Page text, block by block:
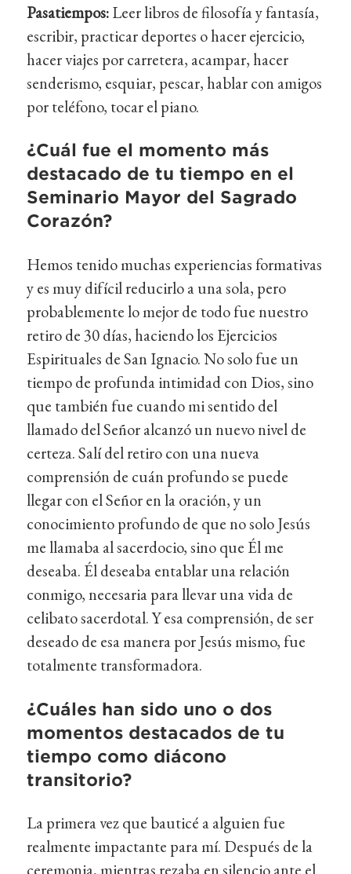
Pasatiempos:Leer libros de filosofía y fantasía,
escribir, practicar deportes o hacer ejercicio,
hacer viajes por carretera, acampar, hacer
senderismo, esquiar, pescar, hablar con amigos
por teléfono, tocar el piano.
¿Cuál fue el momento más
destacado de tu tiempo en el
Seminario Mayor del Sagrado
Corazón?
Hemos tenido muchas experiencias formativas
y es muy difícil reducirlo a una sola, pero
probablemente lo mejor de todo fue nuestro
retiro de 30 días, haciendo los Ejercicios
Espirituales de San Ignacio. No solo fue un
tiempo de profunda intimidad con Dios, sino
que también fue cuando mi sentido del
llamado del Señor alcanzó un nuevo nivel de
certeza. Salí del retiro con una nueva
comprensión de cuán profundo se puede
llegar con el Señor en la oración, y un
conocimiento profundo de que no solo Jesús
me llamaba al sacerdocio, sino que Él me
deseaba. Él deseaba entablar una relación
conmigo, necesaria para llevar una vida de
celibato sacerdotal. Y esa comprensión, de ser
deseado de esa manera por Jesús mismo, fue
totalmente transformadora.
¿Cuáles han sido uno o dos
momentos destacados de tu
tiempo como diácono
transitorio?
La primera vez que bauticé a alguien fue
realmente impactante para mí. Después de la